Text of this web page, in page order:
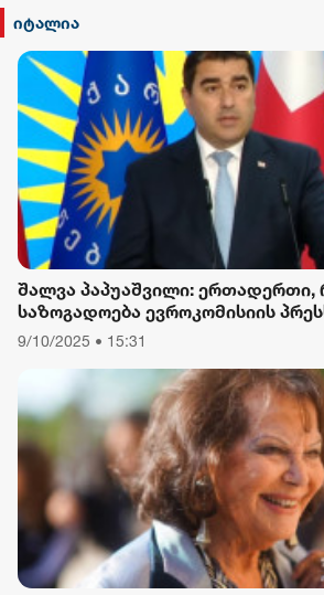
იტალია
შალვა პაპუაშვილი: ერთადერთი,
საზოგადოება ევროკომისიის
მოელის, არის ბოდიში
9/10/2025 • 15:31